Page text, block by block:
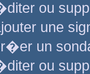
ou
une
un
ou